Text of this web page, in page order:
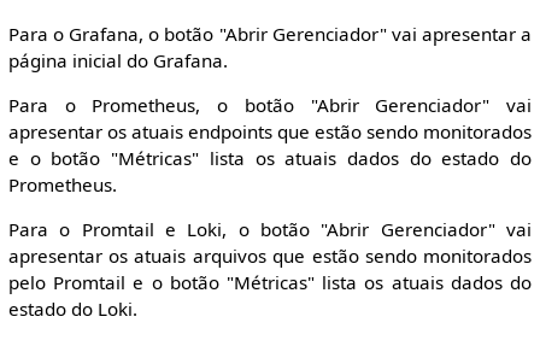
Para o Grafana, o botão "Abrir Gerenciador" vai apresentar a
página inicial do Grafana.
Para o Prometheus, o botão "Abrir Gerenciador" vai
apresentar os atuais endpoints que estão sendo monitorados
e o botão "Métricas" lista os atuais dados do estado do
Prometheus.
Para o Promtail e Loki, o botão "Abrir Gerenciador" vai
apresentar os atuais arquivos que estão sendo monitorados
pelo Promtail e o botão "Métricas" lista os atuais dados do
estado do Loki.